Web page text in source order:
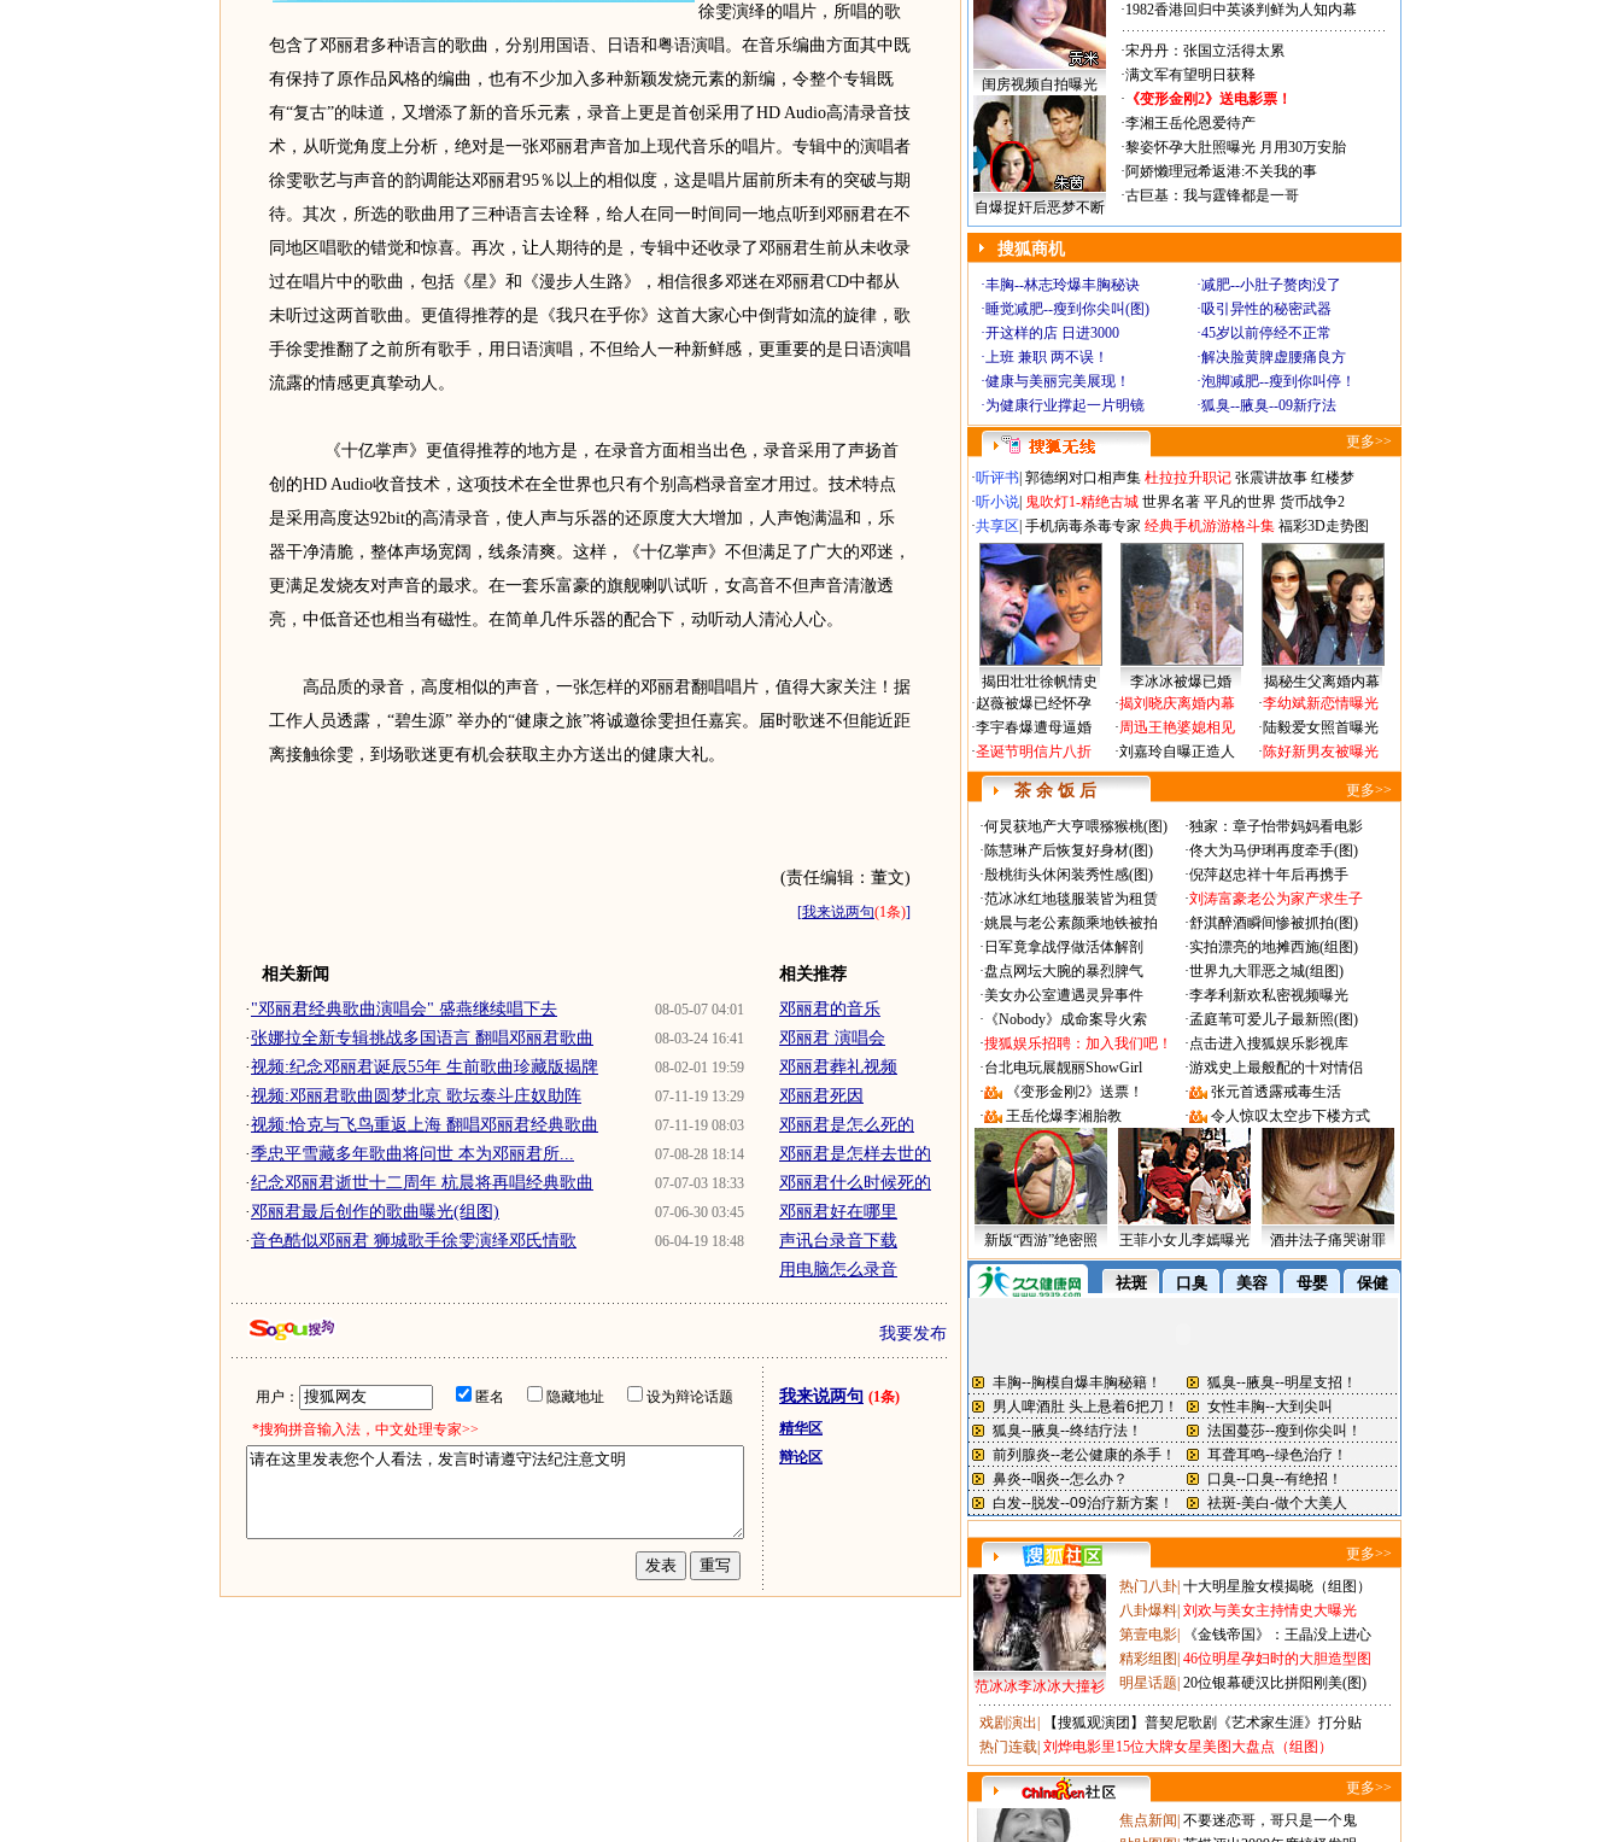
徐雯演绎的唱片，所唱的歌
包含了邓丽君多种语言的歌曲，分别用国语、日语和粤语演唱。在音乐编曲方面其中既
有保持了原作品风格的编曲，也有不少加入多种新颖发烧元素的新编，令整个专辑既
有“复古”的味道，又增添了新的音乐元素，录音上更是首创采用了HD Audio高清录音技
术，从听觉角度上分析，绝对是一张邓丽君声音加上现代音乐的唱片。专辑中的演唱者
徐雯歌艺与声音的韵调能达邓丽君95％以上的相似度，这是唱片届前所未有的突破与期
待。其次，所选的歌曲用了三种语言去诠释，给人在同一时间同一地点听到邓丽君在不
同地区唱歌的错觉和惊喜。再次，让人期待的是，专辑中还收录了邓丽君生前从未收录
过在唱片中的歌曲，包括《星》和《漫步人生路》，相信很多邓迷在邓丽君CD中都从
未听过这两首歌曲。更值得推荐的是《我只在乎你》这首大家心中倒背如流的旋律，歌
手徐雯推翻了之前所有歌手，用日语演唱，不但给人一种新鲜感，更重要的是日语演唱
流露的情感更真挚动人。
《十亿掌声》更值得推荐的地方是，在录音方面相当出色，录音采用了声扬首
创的HD Audio收音技术，这项技术在全世界也只有个别高档录音室才用过。技术特点
是采用高度达92bit的高清录音，使人声与乐器的还原度大大增加，人声饱满温和，乐
器干净清脆，整体声场宽阔，线条清爽。这样，《十亿掌声》不但满足了广大的邓迷，
更满足发烧友对声音的最求。在一套乐富豪的旗舰喇叭试听，女高音不但声音清澈透
亮，中低音还也相当有磁性。在简单几件乐器的配合下，动听动人清沁人心。
高品质的录音，高度相似的声音，一张怎样的邓丽君翻唱唱片，值得大家关注！据
工作人员透露，“碧生源” 举办的“健康之旅”将诚邀徐雯担任嘉宾。届时歌迷不但能近距
离接触徐雯，到场歌迷更有机会获取主办方送出的健康大礼。
(责任编辑：董文)
[我来说两句(1条)]
相关新闻
08-05-07 04:01
· "邓丽君经典歌曲演唱会" 盛燕继续唱下去
08-03-24 16:41
·张娜拉全新专辑挑战多国语言 翻唱邓丽君歌曲
08-02-01 19:59
·视频:纪念邓丽君诞辰55年 生前歌曲珍藏版揭牌
07-11-19 13:29
·视频:邓丽君歌曲圆梦北京 歌坛泰斗庄奴助阵
07-11-19 08:03
·视频:恰克与飞鸟重返上海 翻唱邓丽君经典歌曲
07-08-28 18:14
·季忠平雪藏多年歌曲将问世 本为邓丽君所...
07-07-03 18:33
·纪念邓丽君逝世十二周年 杭晨将再唱经典歌曲
07-06-30 03:45
·邓丽君最后创作的歌曲曝光(组图)
06-04-19 18:48
·音色酷似邓丽君 狮城歌手徐雯演绎邓氏情歌
相关推荐
邓丽君的音乐
邓丽君 演唱会
邓丽君葬礼视频
邓丽君死因
邓丽君是怎么死的
邓丽君是怎样去世的
邓丽君什么时候死的
邓丽君好在哪里
声讯台录音下载
用电脑怎么录音
我要发布
用户： 匿名 隐藏地址
设为辩论话题
*搜狗拼音输入法，中文处理专家>>
我来说两句 (1条)
精华区
辩论区
闺房视频自拍曝光
自爆捉奸后恶梦不断
·1982香港回归中英谈判鲜为人知内幕
·宋丹丹：张国立活得太累
·满文军有望明日获释
· 《变形金刚2》送电影票！
·李湘王岳伦恩爱待产
·黎姿怀孕大肚照曝光 月用30万安胎
·阿娇懒理冠希返港:不关我的事
·古巨基：我与霆锋都是一哥
搜狐商机
·丰胸--林志玲爆丰胸秘诀 ·减肥--小肚子赘肉没了
·睡觉减肥--瘦到你尖叫(图) ·吸引异性的秘密武器
·开这样的店 日进3000 ·45岁以前停经不正常
·上班 兼职 两不误！ ·解决脸黄脾虚腰痛良方
·健康与美丽完美展现！ ·泡脚减肥--瘦到你叫停！
·为健康行业撑起一片明镜 ·狐臭--腋臭--09新疗法
更多>>
·听评书 郭德纲对口相声集 杜拉拉升职记 张震讲故事 红楼梦
·听小说 鬼吹灯1-精绝古城 世界名著 平凡的世界 货币战争2
·共享区 手机病毒杀毒专家 经典手机游游格斗集 福彩3D走势图
揭田壮壮徐帆情史 李冰冰被爆已婚
揭秘生父离婚内幕
·赵薇被爆已经怀孕
·李宇春爆遭母逼婚
·圣诞节明信片八折
·揭刘晓庆离婚内幕
·周迅王艳婆媳相见
·刘嘉玲自曝正造人
·李幼斌新恋情曝光
·陆毅爱女照首曝光
·陈好新男友被曝光
茶 余 饭 后 更多>>
·何炅获地产大亨喂猕猴桃(图) ·独家：章子怡带妈妈看电影
·陈慧琳产后恢复好身材(图) ·佟大为马伊琍再度牵手(图)
·殷桃街头休闲装秀性感(图) ·倪萍赵忠祥十年后再携手
·范冰冰红地毯服装皆为租赁 ·刘涛富豪老公为家产求生子
·姚晨与老公素颜乘地铁被拍 ·舒淇醉酒瞬间惨被抓拍(图)
· 日军竟拿战俘做活体解剖 ·实拍漂亮的地摊西施(组图)
·盘点网坛大腕的暴烈脾气 ·世界九大罪恶之城(组图)
·美女办公室遭遇灵异事件 ·李孝利新欢私密视频曝光
· 《Nobody》成命案导火索 ·孟庭苇可爱儿子最新照(图)
·搜狐娱乐招聘：加入我们吧！ ·点击进入搜狐娱乐影视库
·台北电玩展靓丽ShowGirl ·游戏史上最般配的十对情侣
·
《变形金刚2》送票！ ·
张元首透露戒毒生活
·
王岳伦爆李湘胎教 · 令人惊叹太空步下楼方式
新版“西游”绝密照 王菲小女儿李嫣曝光 酒井法子痛哭谢罪
更多>>
范冰冰李冰冰大撞衫
热门八卦 十大明星脸女模揭晓（组图）
八卦爆料 刘欢与美女主持情史大曝光
第壹电影
《金钱帝国》：王晶没上进心
精彩组图 46位明星孕妇时的大胆造型图
明星话题 20位银幕硬汉比拼阳刚美(图)
戏剧演出
【搜狐观演团】普契尼歌剧《艺术家生涯》打分贴
热门连载 刘烨电影里15位大牌女星美图大盘点（组图）
更多>>
焦点新闻 不要迷恋哥，哥只是一个鬼